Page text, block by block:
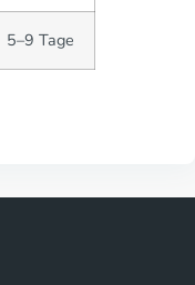
5–9 Tage